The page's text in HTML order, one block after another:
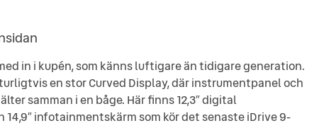
in i kupén, som känns luftigare än tidigare generation.
en stor Curved Display, där instrumentpanel och
samman i en båge. Här finns 12,3″ digital
infotainmentskärm som kör det senaste iDrive 9-